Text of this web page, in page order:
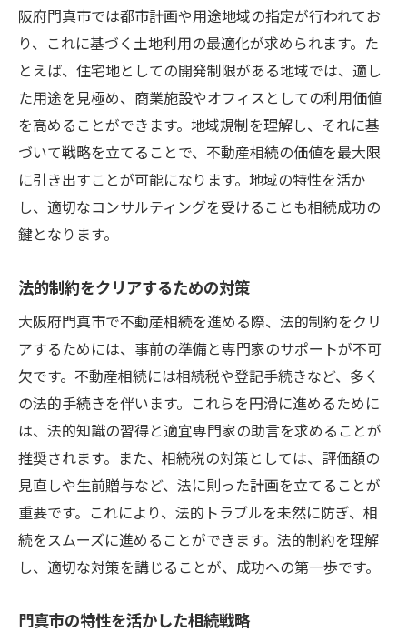
阪府門真市では都市計画や用途地域の指定が行われてお
り、これに基づく土地利用の最適化が求められます。た
とえば、住宅地としての開発制限がある地域では、適し
た用途を見極め、商業施設やオフィスとしての利用価値
を高めることができます。地域規制を理解し、それに基
づいて戦略を立てることで、不動産相続の価値を最大限
に引き出すことが可能になります。地域の特性を活か
し、適切なコンサルティングを受けることも相続成功の
鍵となります。
法的制約をクリアするための対策
大阪府門真市で不動産相続を進める際、法的制約をクリ
アするためには、事前の準備と専門家のサポートが不可
欠です。不動産相続には相続税や登記手続きなど、多く
の法的手続きを伴います。これらを円滑に進めるために
は、法的知識の習得と適宜専門家の助言を求めることが
推奨されます。また、相続税の対策としては、評価額の
見直しや生前贈与など、法に則った計画を立てることが
重要です。これにより、法的トラブルを未然に防ぎ、相
続をスムーズに進めることができます。法的制約を理解
し、適切な対策を講じることが、成功への第一歩です。
門真市の特性を活かした相続戦略